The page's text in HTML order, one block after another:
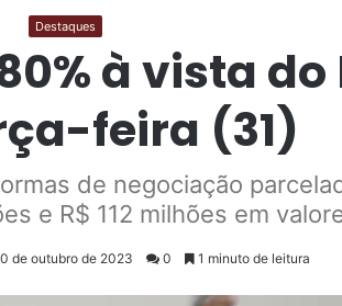
Destaques
à vista
feira (31)
de negociação
e R$ 112 milhões em
de outubro de 2023 0 1 minuto de leitura